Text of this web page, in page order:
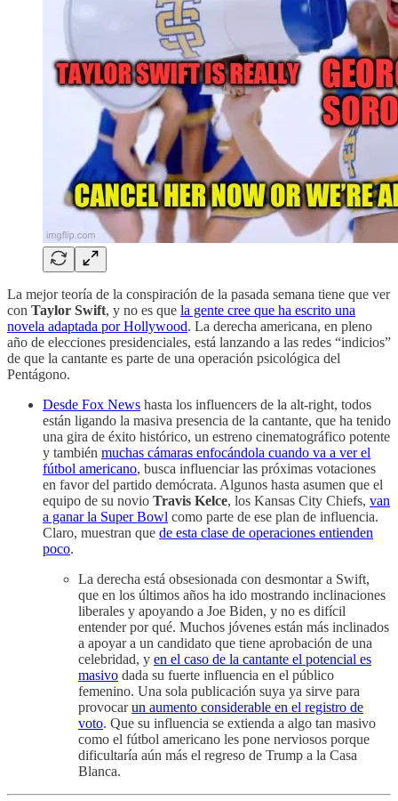
La mejor teoría de la conspiración de la pasada semana tiene que ver
con Taylor Swift, y no es que la gente cree que ha escrito una
novela adaptada por Hollywood. La derecha americana, en pleno
año de elecciones presidenciales, está lanzando a las redes “indicios”
de que la cantante es parte de una operación psicológica del
Pentágono.
Desde Fox News hasta los influencers de la alt-right, todos
están ligando la masiva presencia de la cantante, que ha tenido
una gira de éxito histórico, un estreno cinematográfico potente
y también muchas cámaras enfocándola cuando va a ver el
fútbol americano, busca influenciar las próximas votaciones
en favor del partido demócrata. Algunos hasta asumen que el
equipo de su novio Travis Kelce, los Kansas City Chiefs, van
a ganar la Super Bowl como parte de ese plan de influencia.
Claro, muestran que de esta clase de operaciones entienden
poco.
La derecha está obsesionada con desmontar a Swift,
que en los últimos años ha ido mostrando inclinaciones
liberales y apoyando a Joe Biden, y no es difícil
entender por qué. Muchos jóvenes están más inclinados
a apoyar a un candidato que tiene aprobación de una
celebridad, y en el caso de la cantante el potencial es
masivo dada su fuerte influencia en el público
femenino. Una sola publicación suya ya sirve para
provocarun aumento considerable en el registro de
voto. Que su influencia se extienda a algo tan masivo
como el fútbol americano les pone nerviosos porque
dificultaría aún más el regreso de Trump a la Casa
Blanca.